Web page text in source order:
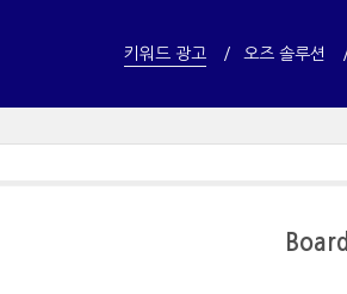
키워드 광고 오즈 솔루션
Board